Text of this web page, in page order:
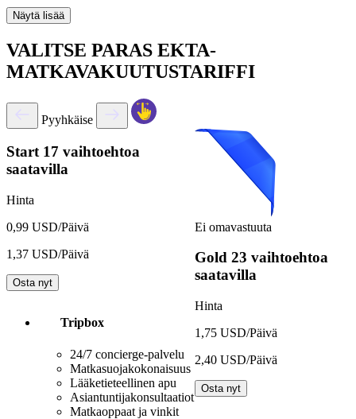
Näytä lisää
VALITSE PARAS EKTA-
MATKAVAKUUTUSTARIFFI
Pyyhkäise
Start 17 vaihtoehtoa
saatavilla
Hinta
0,99 USD/Päivä
1,37 USD/Päivä
Osta nyt
Tripbox
24/7 concierge-palvelu
Matkasuojakokonaisuus
Lääketieteellinen apu
Asiantuntijakonsultaatiot
Matkaoppaat ja vinkit
Ei omavastuuta
Gold 23 vaihtoehtoa
saatavilla
Hinta
1,75 USD/Päivä
2,40 USD/Päivä
Osta nyt